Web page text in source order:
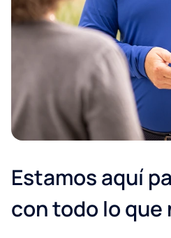
Correo electrónico
Estamos aquí
con todo lo